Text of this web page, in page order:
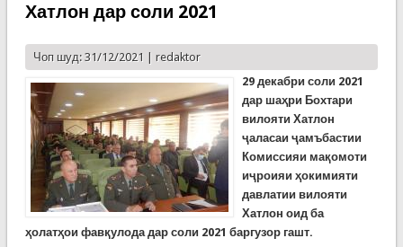
Хатлон дар соли 2021
Чоп шуд: 31/12/2021 | redaktor
29 декабри соли 2021
дар шаҳри Бохтари
вилояти Хатлон
ҷаласаи ҷамъбастии
Комиссияи мақомоти
иҷроияи ҳокимияти
давлатии вилояти
Хатлон оид ба
ҳолатҳои фавқулода дар соли 2021 баргузор гашт.